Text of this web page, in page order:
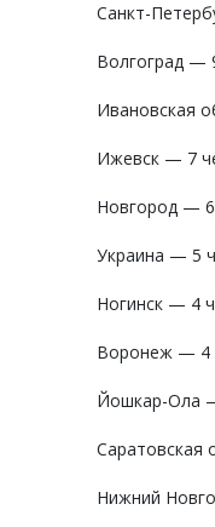
Санкт-
Волгоград —
Ивановская
Ижевск — 7
Новгород —
Украина — 5
Ногинск — 4
Воронеж — 4
Йошкар-Ола
Саратовская
Нижний